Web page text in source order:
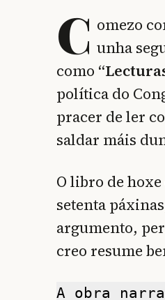
C omezo
unha
como
política do
pracer de ler
saldar máis
O libro de
setenta
argumento,
creo resume
A obra